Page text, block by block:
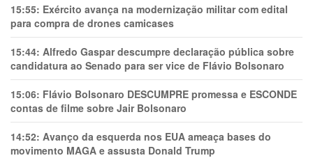
15:55: Exército avança na modernização militar com edital
para compra de drones camicases
15:44: Alfredo Gaspar descumpre declaração pública sobre
candidatura ao Senado para ser vice de Flávio Bolsonaro
15:06: Flávio Bolsonaro DESCUMPRE promessa e ESCONDE
contas de filme sobre Jair Bolsonaro
14:52: Avanço da esquerda nos EUA ameaça bases do
movimento MAGA e assusta Donald Trump